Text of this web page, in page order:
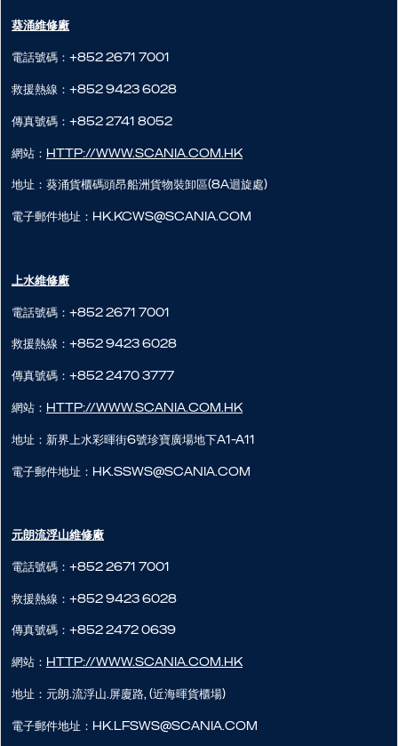
葵涌維修廠
電話號碼：+852 2671 7001
救援熱線：+852 9423 6028
傳真號碼：+852 2741 8052
網站： http://www.scania.com.hk
地址：葵涌貨櫃碼頭昂船洲貨物裝卸區(8A迴旋處)
電子郵件地址：hk.kcws@scania.com
上水維修廠
電話號碼：+852 2671 7001
救援熱線：+852 9423 6028
傳真號碼：+852 2470 3777
網站： http://www.scania.com.hk
地址：新界上水彩暉街6號珍寶廣場地下A1-A11
電子郵件地址：hk.ssws@scania.com
元朗流浮山​維修廠
電話號碼：+852 2671 7001
救援熱線：+852 9423 6028
傳真號碼：+852 2472 0639
網站： http://www.scania.com.hk
地址：元朗.流浮山.屏廈路, (近海暉貨櫃場)
電子郵件地址：hk.lfsws@scania.com